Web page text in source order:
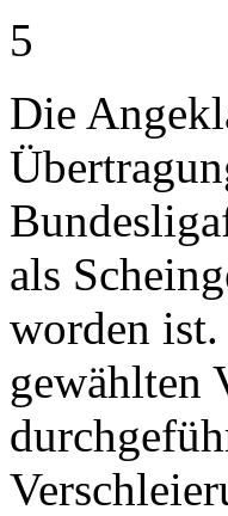
5
Die
als
worden ist.
gewählten